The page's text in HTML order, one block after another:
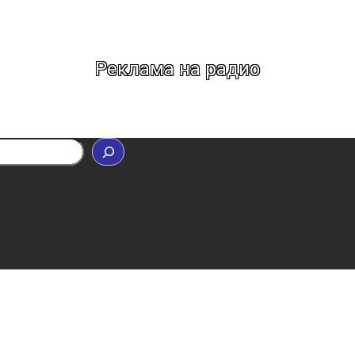
Реклама на радио